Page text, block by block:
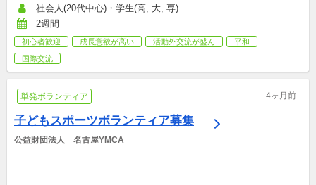
社会人(20代中心)・学生(高, 大, 専)
2週間
初心者歓迎 成長意欲が高い 活動外交流が盛ん
平和
国際交流
単発ボランティア 4ヶ月前
子どもスポーツボランティア募集
公益財団法人　名古屋YMCA